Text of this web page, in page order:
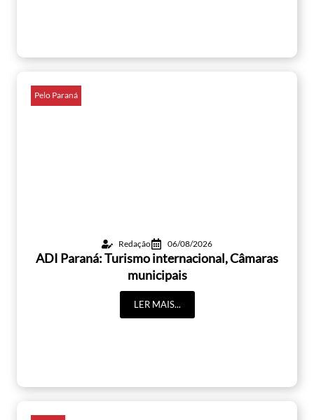
Pelo Paraná
Redação 06/08/2026
ADI Paraná: Turismo internacional, Câmaras
municipais
LER MAIS...